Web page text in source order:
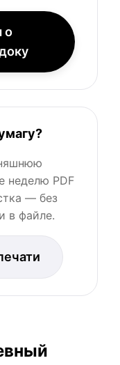
о
неделю PDF
— без
в файле.